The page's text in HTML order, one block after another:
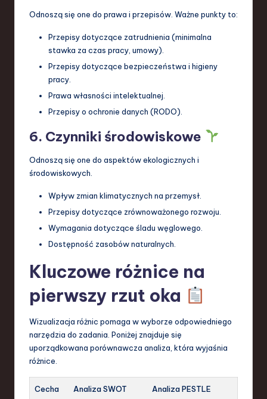
Odnoszą się one do prawa i przepisów. Ważne punkty to:
Przepisy dotyczące zatrudnienia (minimalna
stawka za czas pracy, umowy).
Przepisy dotyczące bezpieczeństwa i higieny
pracy.
Prawa własności intelektualnej.
Przepisy o ochronie danych (RODO).
6. Czynniki środowiskowe
Odnoszą się one do aspektów ekologicznych i
środowiskowych.
Wpływ zmian klimatycznych na przemysł.
Przepisy dotyczące zrównoważonego rozwoju.
Wymagania dotyczące śladu węglowego.
Dostępność zasobów naturalnych.
Kluczowe różnice na
pierwszy rzut oka
Wizualizacja różnic pomaga w wyborze odpowiedniego
narzędzia do zadania. Poniżej znajduje się
uporządkowana porównawcza analiza, która wyjaśnia
różnice.
Cecha Analiza SWOT Analiza PESTLE